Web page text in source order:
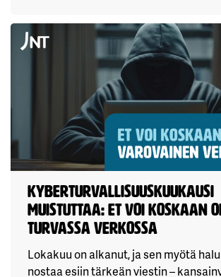
Kyberturvallisuuskuukausi
muistuttaa: et voi koskaan
turvassa verkossa
Lokakuu on alkanut, ja sen myötä
nostaa esiin tärkeän viestin –